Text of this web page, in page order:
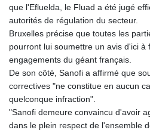
que l'Efluelda, le Fluad a été jugé
autorités de régulation du secteur.
Bruxelles précise que toutes les
pourront lui soumettre un avis d'ici à
engagements du géant français.
De son côté, Sanofi a affirmé que
correctives "ne constitue en aucun
quelconque infraction".
"Sanofi demeure convaincu d'avoir
dans le plein respect de l'ensemble